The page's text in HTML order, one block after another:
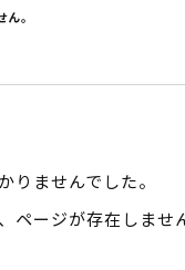
。
りませんでした。
ページが存在しませ